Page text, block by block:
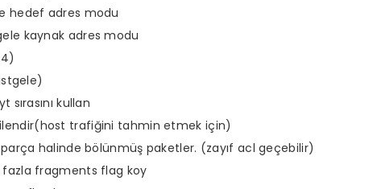
hedef adres modu
kaynak adres modu
sırasını kullan
trafiğini tahmin etmek için)
halinde bölünmüş paketler. (zayıf acl geçebilir)
fazla fragments flag koy